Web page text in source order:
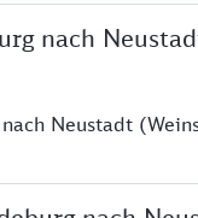
nach
Neustadt